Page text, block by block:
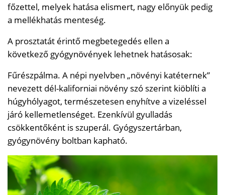
főzettel, melyek hatása elismert, nagy előnyük pedig
a mellékhatás menteség.
A prosztatát érintő megbetegedés ellen a
következő gyógynövények lehetnek hatásosak:
Fűrészpálma. A népi nyelvben „növényi katéternek”
nevezett dél-kaliforniai növény szó szerint kiöblíti a
húgyhólyagot, természetesen enyhítve a vizeléssel
járó kellemetlenséget. Ezenkívül gyulladás
csökkentőként is szuperál. Gyógyszertárban,
gyógynövény boltban kapható.